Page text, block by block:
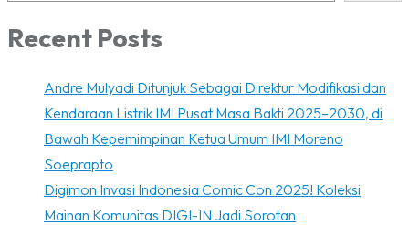
Recent Posts
Andre Mulyadi Ditunjuk Sebagai Direktur Modifikasi dan
Kendaraan Listrik IMI Pusat Masa Bakti 2025–2030, di
Bawah Kepemimpinan Ketua Umum IMI Moreno
Soeprapto
Digimon Invasi Indonesia Comic Con 2025! Koleksi
Mainan Komunitas DIGI-IN Jadi Sorotan